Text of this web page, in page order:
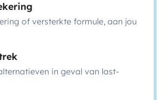
of versterkte formule, aan jou
in geval van last-